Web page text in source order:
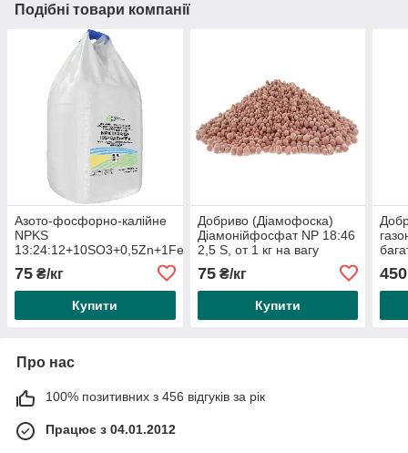
Подібні товари компанії
Азото-фосфорно-калійне
NPKS
13:24:12+10SO3+0,5Zn+1Fe
75 ₴/кг
Купити
Добриво (Діамофоска)
Діамонійфосфат NP 18:46
2,5 S, от 1 кг на вагу
75₴/кг
Купити
450
Про нас
100% позитивних з 456 відгуків за рік
Працює з 04.01.2012